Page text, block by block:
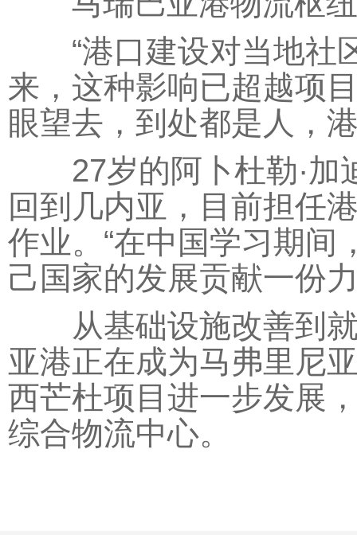
“港口建设对当地社区
来，这种影响已超越项
眼望去，到处都是人，
27岁的阿卜杜勒·加
回到几内亚，目前担任
作业。“在中国学习期间
己国家的发展贡献一份
从基础设施改善到就
亚港正在成为马弗里尼
西芒杜项目进一步发展
综合物流中心。